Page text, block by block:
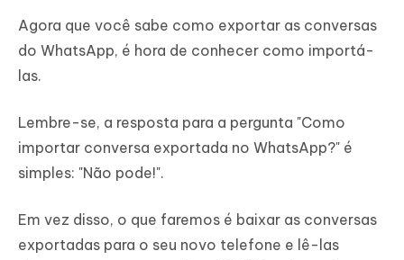
Agora que você sabe como exportar as conversas
do WhatsApp, é hora de conhecer como importá-
las.
Lembre-se, a resposta para a pergunta "Como
importar conversa exportada no WhatsApp?" é
simples: "Não pode!".
Em vez disso, o que faremos é baixar as conversas
exportadas para o seu novo telefone e lê-las